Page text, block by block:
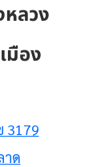
หลวง
มือง
3179
าด